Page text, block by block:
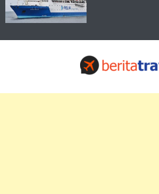
Travelbiz